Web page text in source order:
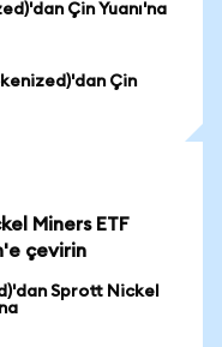
Çin Yuanı'na
Çin
Miners ETF
çevirin
Sprott Nickel